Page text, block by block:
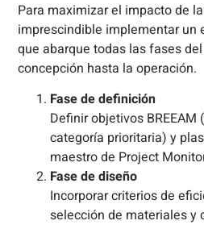
Para maximizar el impacto de
imprescindible implementar un
que abarque todas las fases
concepción hasta la operación.
Fase de definición
Definir objetivos
categoría prioritaria) y
maestro de Project
Fase de diseño
Incorporar criterios de
selección de materiales y